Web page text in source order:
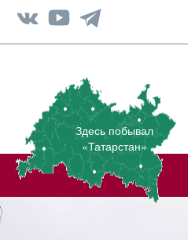
Здесь побывал
«Татарстан»